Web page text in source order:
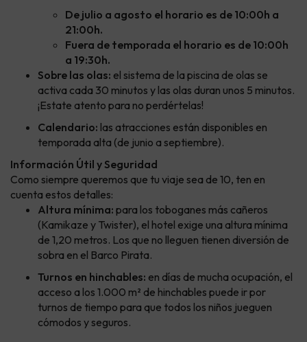
De julio a agosto el horario es de 10:00h a
21:00h.
Fuera de temporada el horario es de 10:00h
a 19:30h.
Sobre las olas: el sistema de la piscina de olas se
activa cada 30 minutos y las olas duran unos 5 minutos.
¡Estate atento para no perdértelas!
Calendario: las atracciones están disponibles en
temporada alta (de junio a septiembre).
Información Útil y Seguridad
Como siempre queremos que tu viaje sea de 10, ten en
cuenta estos detalles:
Altura mínima: para los toboganes más cañeros
(Kamikaze y Twister), el hotel exige una altura mínima
de 1,20 metros. Los que no lleguen tienen diversión de
sobra en el Barco Pirata.
Turnos en hinchables: en días de mucha ocupación, el
acceso a los 1.000 m² de hinchables puede ir por
turnos de tiempo para que todos los niños jueguen
cómodos y seguros.